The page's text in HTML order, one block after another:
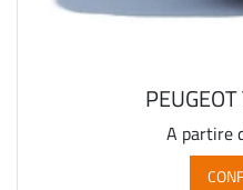
A partire